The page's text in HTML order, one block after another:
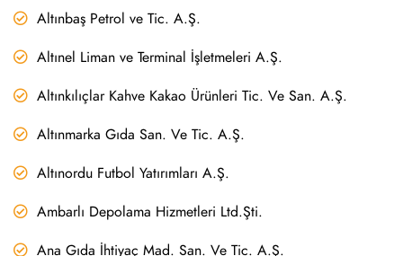
Altınbaş Petrol ve Tic. A.Ş.
Altınel Liman ve Terminal İşletmeleri A.Ş.
Altınkılıçlar Kahve Kakao Ürünleri Tic. Ve San. A.Ş.
Altınmarka Gıda San. Ve Tic. A.Ş.
Altınordu Futbol Yatırımları A.Ş.
Ambarlı Depolama Hizmetleri Ltd.Şti.
Ana Gıda İhtiyaç Mad. San. Ve Tic. A.Ş.